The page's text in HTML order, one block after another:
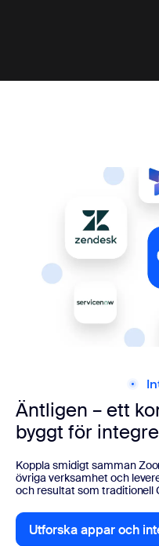
Äntligen – ett
byggt för
Koppla smidigt samman
övriga verksamhet och
och resultat som traditionell
Utforska appar och